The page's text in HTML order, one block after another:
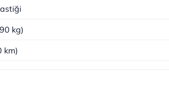
kg)
km)